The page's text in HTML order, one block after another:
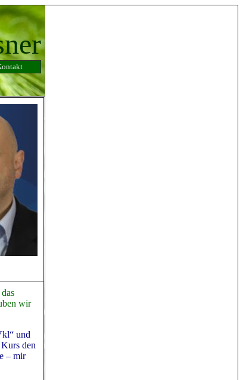
wir
und
den
– mir